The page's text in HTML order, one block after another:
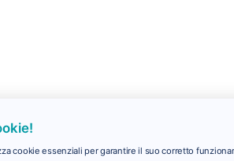
cookie essenziali per garantire il suo corretto